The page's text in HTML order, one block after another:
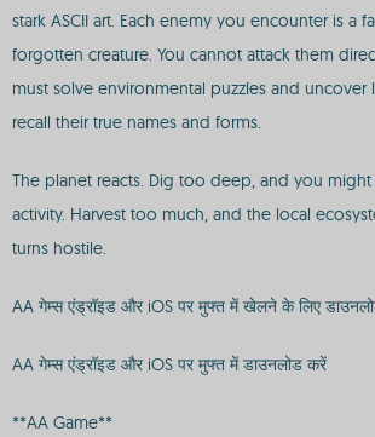
stark ASCII art. Each enemy you encounter is a
forgotten creature. You cannot attack them
must solve environmental puzzles and uncover
recall their true names and forms.
The planet reacts. Dig too deep, and you
activity. Harvest too much, and the local
turns hostile.
AA गेम्स एंड्रॉइड और iOS पर मुफ्त में खेलने के लिए
AA गेम्स एंड्रॉइड और iOS पर मुफ्त में डाउनलोड करें
**AA Game**